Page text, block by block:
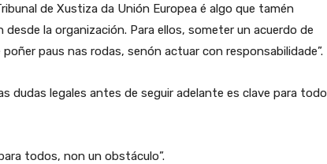
de Xustiza da Unión Europea é algo que tamén
la organización. Para ellos, someter un acuerdo de
paus nas rodas, senón actuar con responsabilidade”.
dudas legales antes de seguir adelante es clave para todo
todos, non un obstáculo”.